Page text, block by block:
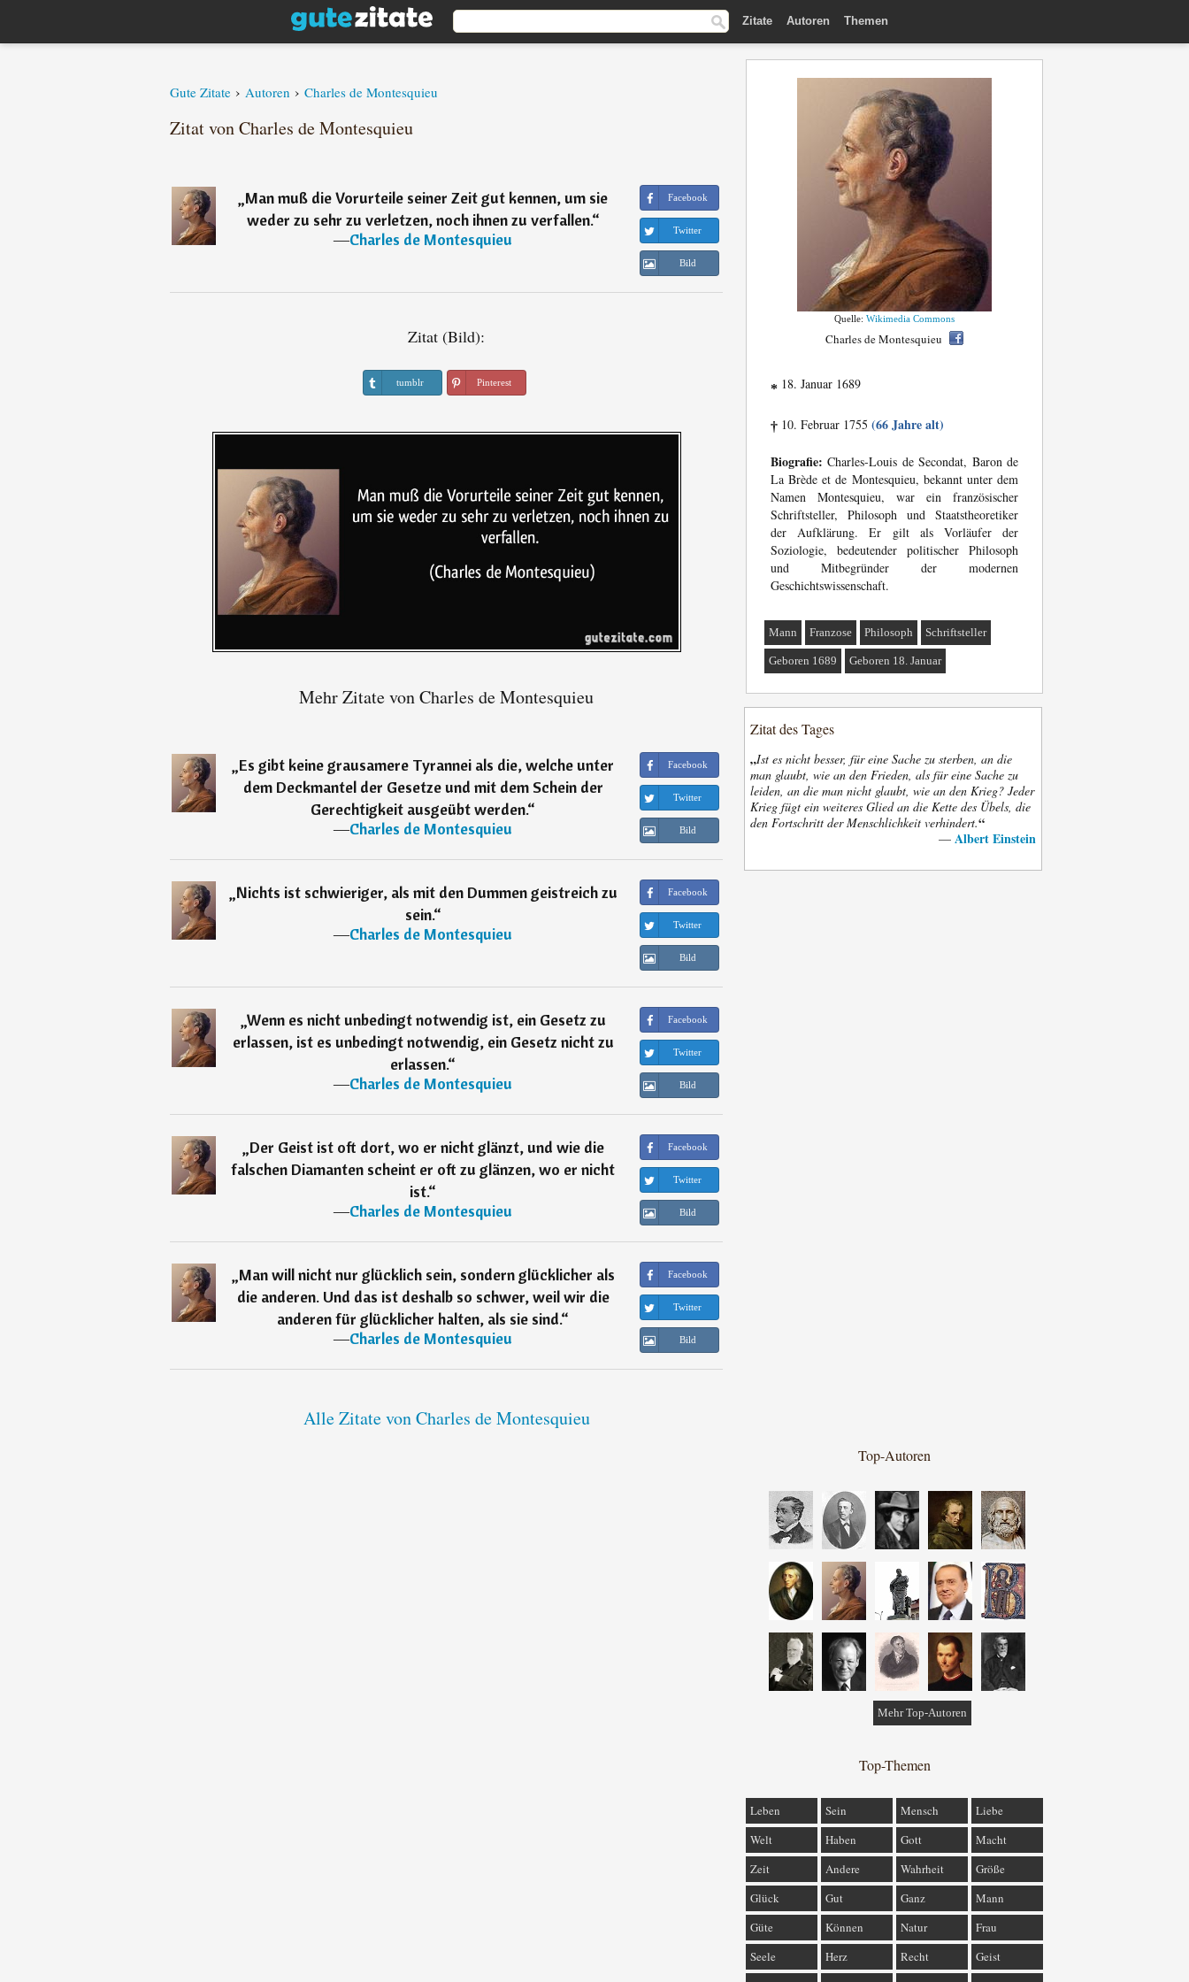
Zitate Autoren Themen
Gute Zitate › Autoren › Charles de Montesquieu
Zitat von Charles de Montesquieu
„Man muß die Vorurteile seiner Zeit gut kennen, um sie
weder zu sehr zu verletzen, noch ihnen zu verfallen.“
―Charles de Montesquieu
Facebook
Twitter
Bild
Zitat (Bild):
tumblr Pinterest
Mehr Zitate von Charles de Montesquieu
„Es gibt keine grausamere Tyrannei als die, welche unter
dem Deckmantel der Gesetze und mit dem Schein der
Gerechtigkeit ausgeübt werden.“
―Charles de Montesquieu
Facebook
Twitter
Bild
„Nichts ist schwieriger, als mit den Dummen geistreich zu
sein.“
―Charles de Montesquieu
Facebook
Twitter
Bild
„Wenn es nicht unbedingt notwendig ist, ein Gesetz zu
erlassen, ist es unbedingt notwendig, ein Gesetz nicht zu
erlassen.“
―Charles de Montesquieu
Facebook
Twitter
Bild
„Der Geist ist oft dort, wo er nicht glänzt, und wie die
falschen Diamanten scheint er oft zu glänzen, wo er nicht
ist.“
―Charles de Montesquieu
Facebook
Twitter
Bild
„Man will nicht nur glücklich sein, sondern glücklicher als
die anderen. Und das ist deshalb so schwer, weil wir die
anderen für glücklicher halten, als sie sind.“
―Charles de Montesquieu
Facebook
Twitter
Bild
Alle Zitate von Charles de Montesquieu
Quelle: Wikimedia Commons
Charles de Montesquieu
* 18. Januar 1689
† 10. Februar 1755 (66 Jahre alt)
Biografie: Charles-Louis de Secondat, Baron de
La Brède et de Montesquieu, bekannt unter dem
Namen Montesquieu, war ein französischer
Schriftsteller, Philosoph und Staatstheoretiker
der Aufklärung. Er gilt als Vorläufer der
Soziologie, bedeutender politischer Philosoph
und Mitbegründer der modernen
Geschichtswissenschaft.
Mann Franzose Philosoph Schriftsteller
Geboren 1689 Geboren 18. Januar
Zitat des Tages
„Ist es nicht besser, für eine Sache zu sterben, an die
man glaubt, wie an den Frieden, als für eine Sache zu
leiden, an die man nicht glaubt, wie an den Krieg? Jeder
Krieg fügt ein weiteres Glied an die Kette des Übels, die
den Fortschritt der Menschlichkeit verhindert.“
— Albert Einstein
Top-Autoren
Mehr Top-Autoren
Top-Themen
Leben Sein Mensch
Liebe
Welt
Haben Gott
Macht
Zeit
Andere Wahrheit
Größe
Glück
Gut Ganz
Mann
Güte
Können Natur
Frau
Seele
Herz Recht
Geist